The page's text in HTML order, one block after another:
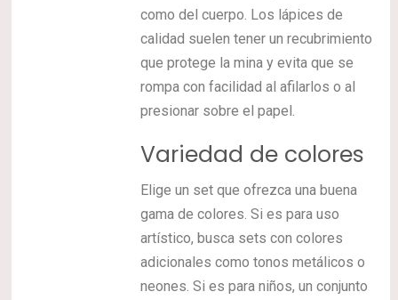
como del cuerpo. Los lápices de
calidad suelen tener un recubrimiento
que protege la mina y evita que se
rompa con facilidad al afilarlos o al
presionar sobre el papel.
Variedad de colores
Elige un set que ofrezca una buena
gama de colores. Si es para uso
artístico, busca sets con colores
adicionales como tonos metálicos o
neones. Si es para niños, un conjunto